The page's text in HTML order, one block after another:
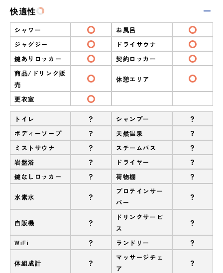
快適性
シャワー
お風呂
ジャグジー
ドライサウナ
鍵ありロッカー
契約ロッカー
商品/ドリンク販
売
休憩エリア
更衣室
トイレ ? シャンプー ?
ボディーソープ ? 天然温泉 ?
ミストサウナ ? スチームバス ?
岩盤浴 ? ドライヤー ?
鍵なしロッカー ? 荷物棚 ?
水素水 ?
プロテインサー
バー
?
自販機 ?
ドリンクサービ
ス
?
WiFi ? ランドリー ?
体組成計 ?
マッサージチェ
ア
?